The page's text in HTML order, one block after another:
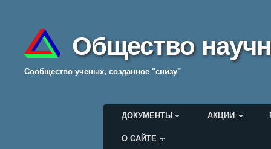
Общество
Cообщество ученых, созданное "снизу"
Главное меню
ДОКУМЕНТЫ АКЦИИ
О САЙТЕ